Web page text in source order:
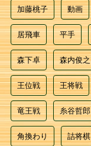
加藤桃子 動画
居飛車 平手
森下卓 森内俊之
王位戦 王将戦
竜王戦 糸谷哲郎
角換わり 詰将棋